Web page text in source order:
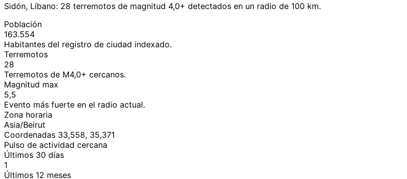
Sidón, Líbano: 28 terremotos de magnitud 4,0+ detectados en un radio de 100 km.
Población
163.554
Habitantes del registro de ciudad indexado.
Terremotos
28
Terremotos de M4,0+ cercanos.
Magnitud max
5,5
Evento más fuerte en el radio actual.
Zona horaria
Asia/Beirut
Coordenadas 33,558, 35,371
Pulso de actividad cercana
Últimos 30 días
1
Últimos 12 meses